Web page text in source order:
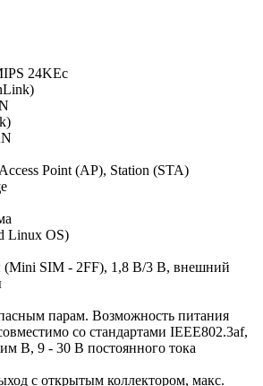
24KEc
Point (AP), Station (STA)
Linux OS)
(Mini SIM - 2FF), 1,8 В/3 В, внешний
парам. Возможность питания
со стандартами IEEE802.3af,
B, 9 - 30 В постоянного тока
с открытым коллектором, макс.